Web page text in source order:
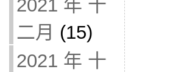
2021 年 十
二月 (15)
2021 年 十